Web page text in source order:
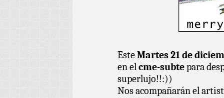
EsteMartes 21 de
en elcme-subtepara
superlujo!!:))
Nos acompañarán el